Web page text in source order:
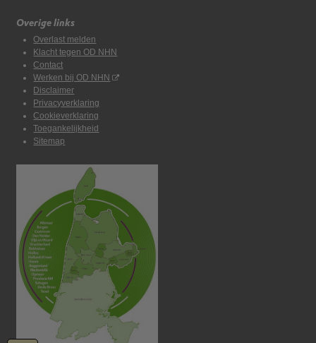
Overige links
Overlast melden
Klacht tegen OD NHN
Contact
Werken bij OD NHN
Disclaimer
Privacyverklaring
Cookieverklaring
Toegankelijkheid
Sitemap